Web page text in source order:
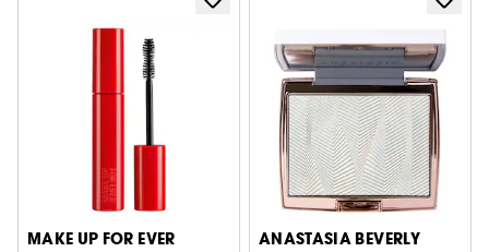
MAKE UP FOR EVER
ANASTASIA BEVERLY